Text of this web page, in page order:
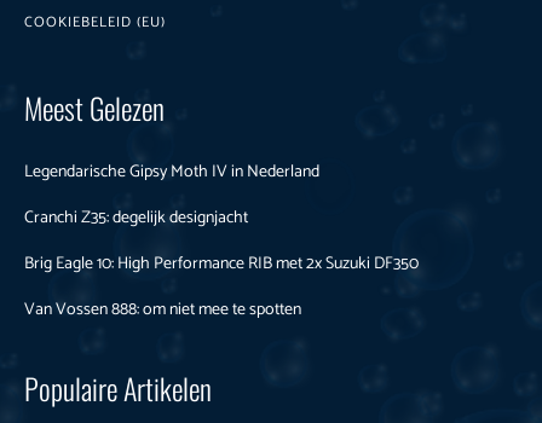
COOKIEBELEID (EU)
Meest Gelezen
Legendarische Gipsy Moth IV in Nederland
Cranchi Z35: degelijk designjacht
Brig Eagle 10: High Performance RIB met 2x Suzuki DF350
Van Vossen 888: om niet mee te spotten
Populaire Artikelen